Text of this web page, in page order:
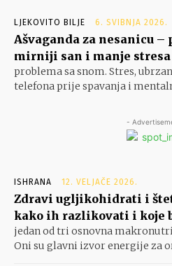
LJEKOVITO BILJE 6. SVIBNJA 2026.
Ašvaganda za nesanicu –
mirniji san i manje stresa
problema sa snom. Stres,
telefona prije spavanja i
-
ISHRANA 12. VELJAČE 2026.
Zdravi ugljikohidrati i
kako ih razlikovati i koje
jedan od tri osnovna
Oni su glavni izvor energije za